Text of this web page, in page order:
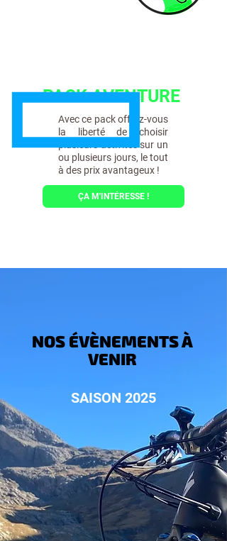
ÇA M'INTÉRESSE !
PACK AVENTURE
Avec ce pack offrez-vous
la liberté de choisir
plusieurs activités sur un
ou plusieurs jours, le tout
à des prix avantageux !
NOS ÉVÈNEMENTS À
VENIR
SAISON 2025